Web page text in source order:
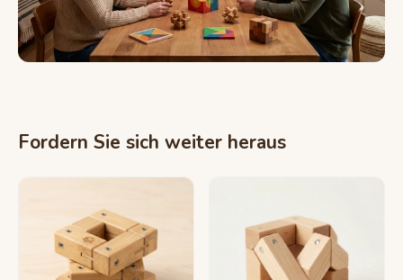
Fordern Sie sich weiter heraus